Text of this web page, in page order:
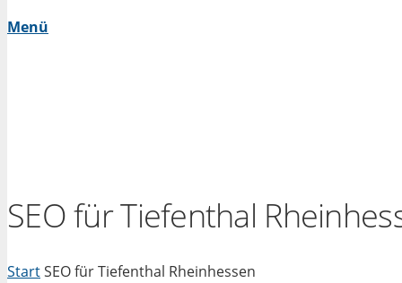
Menü
SEO für Tiefenthal
StartSEO für Tiefenthal Rheinhessen